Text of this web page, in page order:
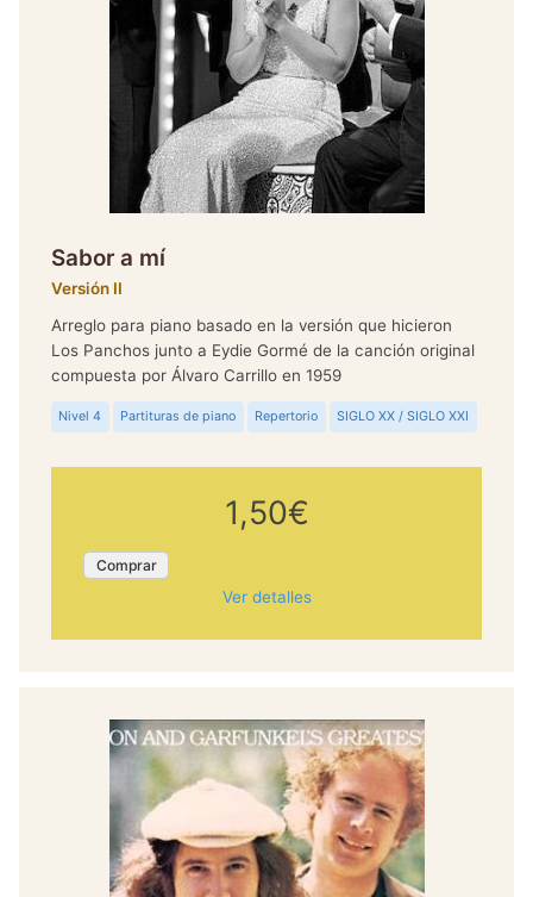
Sabor a mí
Versión II
Arreglo para piano basado en la versión que hicieron
Los Panchos junto a Eydie Gormé de la canción original
compuesta por Álvaro Carrillo en 1959
Nivel 4 Partituras de piano Repertorio SIGLO XX / SIGLO XXI
1,50€
Comprar
Ver detalles